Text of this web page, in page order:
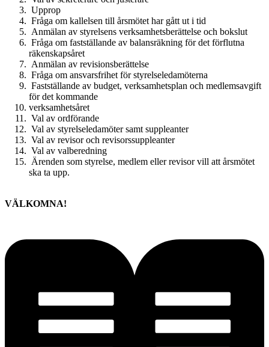
Upprop
Fråga om kallelsen till årsmötet har gått ut i tid
Anmälan av styrelsens verksamhetsberättelse och bokslut
Fråga om fastställande av balansräkning för det förflutna
räkenskapsåret
Anmälan av revisionsberättelse
Fråga om ansvarsfrihet för styrelseledamöterna
Fastställande av budget, verksamhetsplan och medlemsavgift
för det kommande
verksamhetsåret
Val av ordförande
Val av styrelseledamöter samt suppleanter
Val av revisor och revisorssuppleanter
Val av valberedning
Ärenden som styrelse, medlem eller revisor vill att årsmötet
ska ta upp.
VÄLKOMNA!